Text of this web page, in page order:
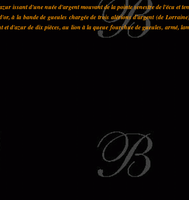
issant d'une nuée d'argent mouvant de la pointe senestre de l'écu et
à la bande de gueules chargée de trois alérions d'argent (de
et d'azur de dix pièces, au lion à la queue fourchue de gueules, armé,